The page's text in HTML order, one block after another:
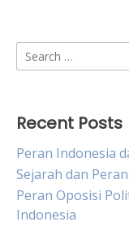
Search
for:
Recent Posts
Peran Indonesia
Sejarah dan
Peran Oposisi
Indonesia